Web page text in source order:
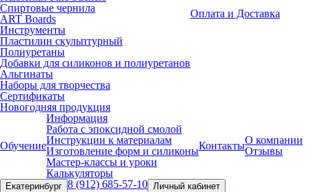
Спиртовые чернила
ART Boards
Инструменты
Пластилин скульптурный
Полиуретаны
Добавки для силиконов и полиуретанов
Альгинаты
Наборы для творчества
Сертификаты
Новогодняя продукция
Оплата и Доставка
Обучение
Информация
Работа с эпоксидной смолой
Инструкции к материалам
Изготовление форм и силиконы
Мастер-классы и уроки
Калькуляторы
КонтактыО компании
Отзывы
Екатеринбург 8 (912) 685-57-10 Личный кабинет